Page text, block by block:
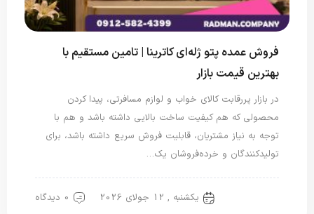
فروش عمده پتو ژله‌ای کاترینا | تامین مستقیم با
بهترین قیمت بازار
در بازار پررقابت کالای خواب و لوازم مسافرتی، پیدا کردن
محصولی که هم کیفیت ساخت بالایی داشته باشد و هم با
توجه به نیاز مشتریان، قابلیت فروش سریع داشته باشد، برای
تولیدکنندگان و خرده‌فروشان یک…
یکشنبه , 12 جولای 2026 0 دیدگاه